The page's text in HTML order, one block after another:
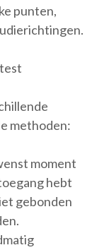
punten,
methoden:
moment
hebt
gebonden